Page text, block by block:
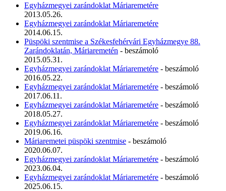
Egyházmegyei zarándoklat Máriaremetére
2013.05.26.
Egyházmegyei zarándoklat Máriaremetére
2014.06.15.
Püspöki szentmise a Székesfehérvári Egyházmegye 88.
Zarándoklatán, Máriaremetén - beszámoló
2015.05.31.
Egyházmegyei zarándoklat Máriaremetére - beszámoló
2016.05.22.
Egyházmegyei zarándoklat Máriaremetére - beszámoló
2017.06.11.
Egyházmegyei zarándoklat Máriaremetére - beszámoló
2018.05.27.
Egyházmegyei zarándoklat Máriaremetére - beszámoló
2019.06.16.
Máriaremetei püspöki szentmise - beszámoló
2020.06.07.
Egyházmegyei zarándoklat Máriaremetére - beszámoló
2023.06.04.
Egyházmegyei zarándoklat Máriaremetére - beszámoló
2025.06.15.